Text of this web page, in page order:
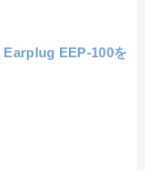
EEP-100を